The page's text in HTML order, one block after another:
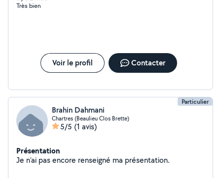
Très bien
Voir le profil Contacter
Particulier
Brahin Dahmani
Chartres (Beaulieu Clos Brette)
5/5 (1 avis)
Présentation
Je n'ai pas encore renseigné ma présentation.